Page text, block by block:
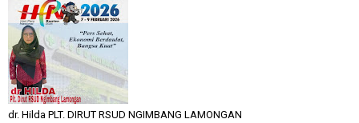
dr. Hilda PLT. DIRUT RSUD NGIMBANG LAMONGAN